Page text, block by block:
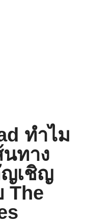
ทำไม
นทาง
ญเชิญ
The